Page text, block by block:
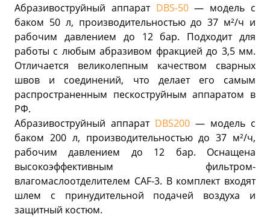
Абразивоструйный аппарат DBS-50— модель с
баком 50 л, производительностью до 37 м²/ч и
рабочим давлением до 12 бар. Подходит для
работы с любым абразивом фракцией до 3,5 мм.
Отличается великолепным качеством сварных
швов и соединений, что делает его самым
распространенным пескоструйным аппаратом в
РФ.
Абразивоструйный аппарат DBS200 — модель с
баком 200 л, производительностью до 37 м²/ч,
рабочим давлением до 12 бар. Оснащена
высокоэффективным фильтром-
влагомаслоотделителем CAF-3. В комплект входят
шлем с принудительной подачей воздуха и
защитный костюм.